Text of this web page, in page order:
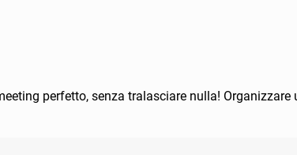
perfetto, senza tralasciare nulla!